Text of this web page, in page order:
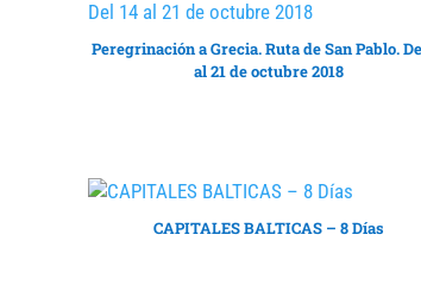
Peregrinación a Grecia. Ruta de San Pablo.
al 21 de octubre 2018
CAPITALES BALTICAS – 8 Días